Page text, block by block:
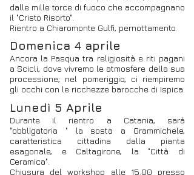
dalle mille torce di fuoco che accompagnano
il "Cristo Risorto".
Rientro a Chiaromonte Gulfi, pernottamento.
Domenica 4 aprile
Ancora la Pasqua tra religiosità e riti pagani
a Scicli, dove vivremo le atmosfere della sua
processione; nel pomeriggio, ci riempiremo
gli occhi con le ricchezze barocche di Ispica.
Lunedì 5 Aprile
Durante il rientro a Catania, sarà
"obbligatoria " la sosta a Grammichele,
caratteristica cittadina dalla pianta
esagonale, e Caltagirone, la "Città di
Ceramica".
Chiusura del workshop alle 15.00 presso